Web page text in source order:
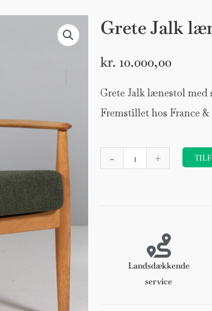
af disse produkter have din
Grete Jalk
kr. 10.000,00
Grete Jalk lænestol
Fremstillet hos France &
-
Jalk
+
Landsdækkende
service